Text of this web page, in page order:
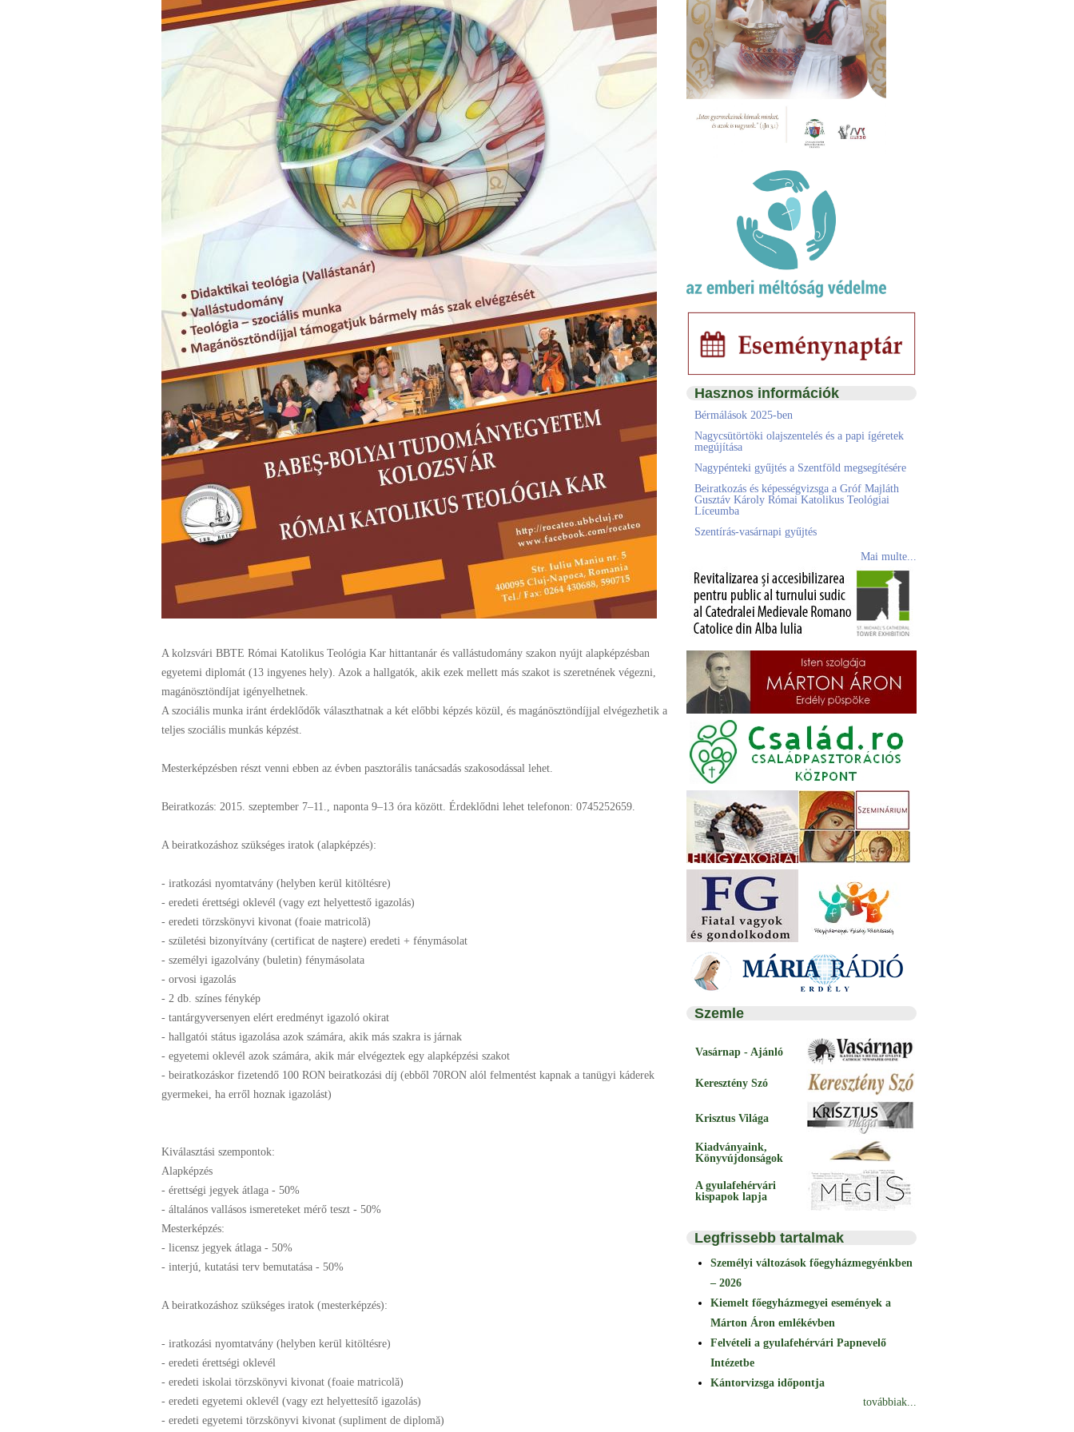
A kolzsvári BBTE Római Katolikus Teológia Kar hittantanár és vallástudomány szakon nyújt alapképzésban
egyetemi diplomát (13 ingyenes hely). Azok a hallgatók, akik ezek mellett más szakot is szeretnének végezni,
magánösztöndíjat igényelhetnek.
A szociális munka iránt érdeklődők választhatnak a két előbbi képzés közül, és magánösztöndíjjal elvégezhetik a
teljes szociális munkás képzést.
Mesterképzésben részt venni ebben az évben pasztorális tanácsadás szakosodással lehet.
Beiratkozás: 2015. szeptember 7–11., naponta 9–13 óra között. Érdeklődni lehet telefonon: 0745252659.
A beiratkozáshoz szükséges iratok (alapképzés):
- iratkozási nyomtatvány (helyben kerül kitöltésre)
- eredeti érettségi oklevél (vagy ezt helyettestő igazolás)
- eredeti törzskönyvi kivonat (foaie matricolă)
- születési bizonyítvány (certificat de naştere) eredeti + fénymásolat
- személyi igazolvány (buletin) fénymásolata
- orvosi igazolás
- 2 db. színes fénykép
- tantárgyversenyen elért eredményt igazoló okirat
- hallgatói státus igazolása azok számára, akik más szakra is járnak
- egyetemi oklevél azok számára, akik már elvégeztek egy alapképzési szakot
- beiratkozáskor fizetendő 100 RON beiratkozási díj (ebből 70RON alól felmentést kapnak a tanügyi káderek
gyermekei, ha erről hoznak igazolást)
Kiválasztási szempontok:
Alapképzés
- érettségi jegyek átlaga - 50%
- általános vallásos ismereteket mérő teszt - 50%
Mesterképzés:
- licensz jegyek átlaga - 50%
- interjú, kutatási terv bemutatása - 50%
A beiratkozáshoz szükséges iratok (mesterképzés):
- iratkozási nyomtatvány (helyben kerül kitöltésre)
- eredeti érettségi oklevél
- eredeti iskolai törzskönyvi kivonat (foaie matricolă)
- eredeti egyetemi oklevél (vagy ezt helyettesítő igazolás)
- eredeti egyetemi törzskönyvi kivonat (supliment de diplomă)
Hasznos információk
Bérmálások 2025-ben
Nagycsütörtöki olajszentelés és a papi ígéretek
megújítása
Nagypénteki gyűjtés a Szentföld megsegítésére
Beiratkozás és képességvizsga a Gróf Majláth
Gusztáv Károly Római Katolikus Teológiai
Líceumba
Szentírás-vasárnapi gyűjtés
Mai multe...
Szemle
Vasárnap - Ajánló
Keresztény Szó
Krisztus Világa
Kiadványaink,
Könyvújdonságok
A gyulafehérvári
kispapok lapja
Legfrissebb tartalmak
Személyi változások főegyházmegyénkben
– 2026
Kiemelt főegyházmegyei események a
Márton Áron emlékévben
Felvételi a gyulafehérvári Papnevelő
Intézetbe
Kántorvizsga időpontja
továbbiak...